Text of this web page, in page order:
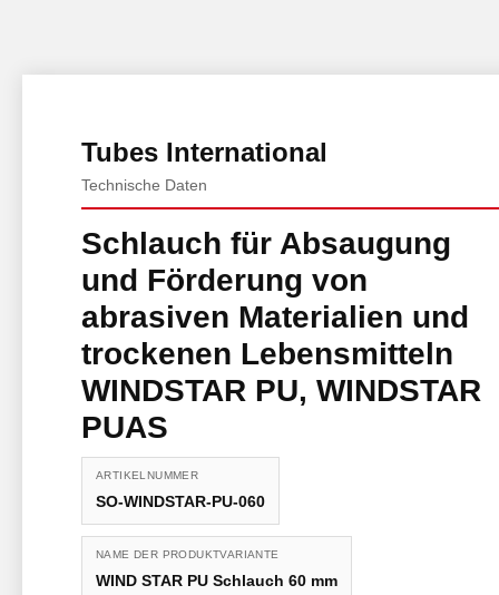
Tubes International
Technische Daten
Schlauch für Absaugung
und Förderung von
abrasiven Materialien und
trockenen Lebensmitteln
WINDSTAR PU, WINDSTAR
PUAS
ARTIKELNUMMER
SO-WINDSTAR-PU-060
NAME DER PRODUKTVARIANTE
WIND STAR PU Schlauch 60 mm